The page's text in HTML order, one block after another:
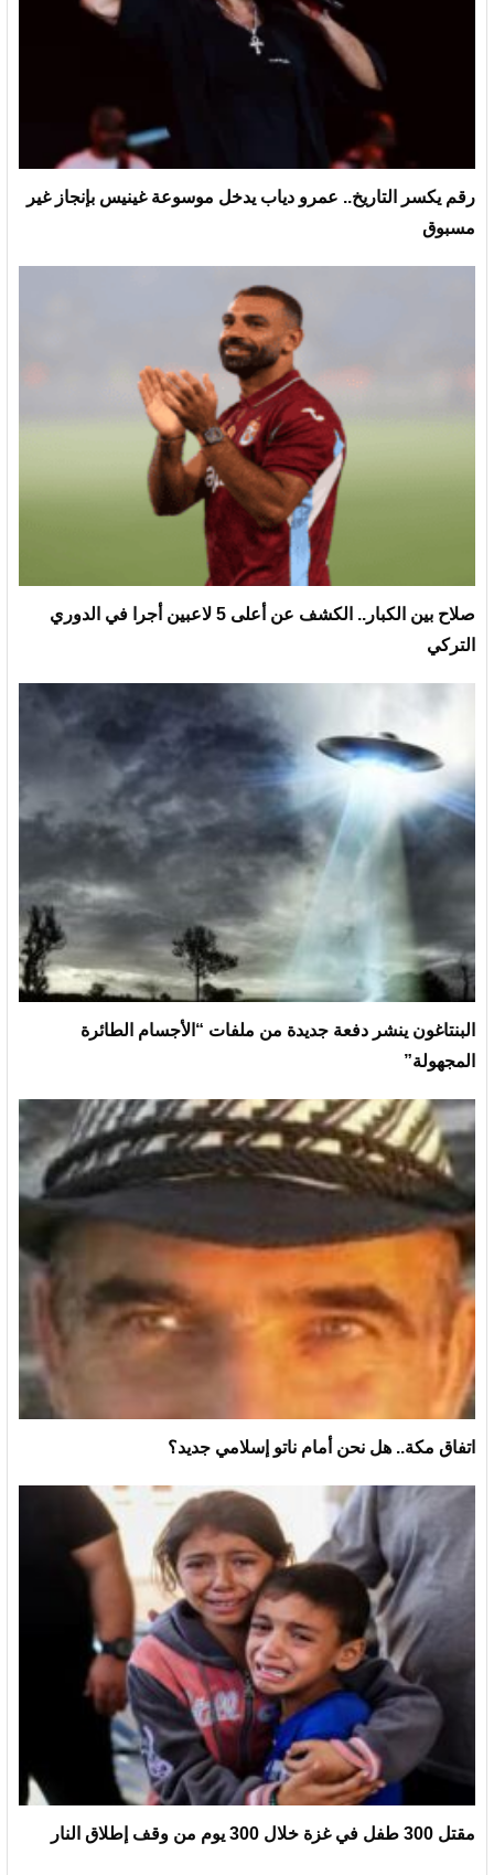
رقم يكسر التاريخ.. عمرو دياب يدخل موسوعة غينيس بإنجاز غير
مسبوق
صلاح بين الكبار.. الكشف عن أعلى 5 لاعبين أجرا في الدوري
التركي
البنتاغون ينشر دفعة جديدة من ملفات “الأجسام الطائرة
المجهولة”
اتفاق مكة.. هل نحن أمام ناتو إسلامي جديد؟
مقتل 300 طفل في غزة خلال 300 يوم من وقف إطلاق النار